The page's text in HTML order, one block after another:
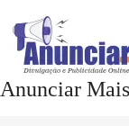
para
conteúdo
Anunciar Mais